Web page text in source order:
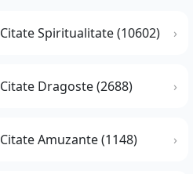
Citate Spiritualitate (10602)
Citate Dragoste (2688)
Citate Amuzante (1148)